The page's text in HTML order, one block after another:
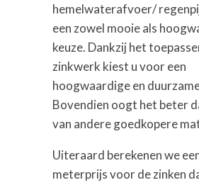
hemelwaterafvoer/
een zowel mooie als
keuze. Dankzij het
zinkwerk kiest u voor een
hoogwaardige en
Bovendien oogt het beter
van andere goedkopere
Uiteraard berekenen we
meterprijs voor de zinken